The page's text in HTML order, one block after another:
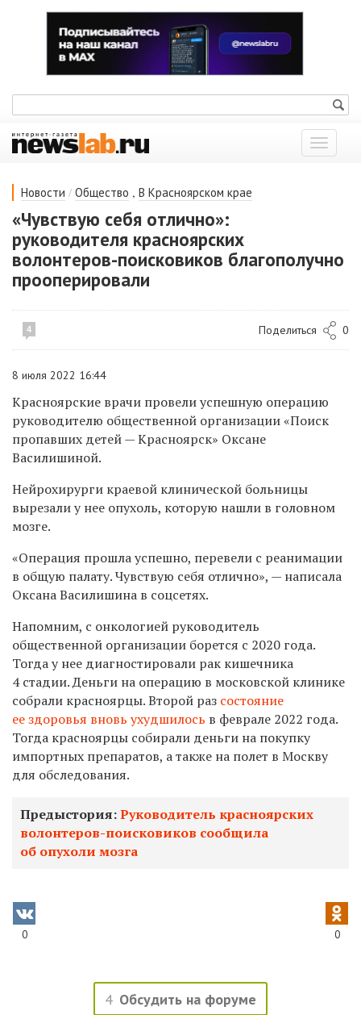
Показать
меню
Новости / Общество , В Красноярском крае
«Чувствую себя отлично»:
руководителя красноярских
волонтеров-поисковиков благополучно
прооперировали
4 Поделиться 0
8 июля 2022 16:44
Красноярские врачи провели успешную операцию
руководителю общественной организации «Поиск
пропавших детей — Красноярск» Оксане
Василишиной.
Нейрохирурги краевой клинической больницы
вырезали у нее опухоль, которую нашли в головном
мозге.
«Операция прошла успешно, перевели с реанимации
в общую палату. Чувствую себя отлично», — написала
Оксана Василишина в соцсетях.
Напомним, с онкологией руководитель
общественной организации борется с 2020 года.
Тогда у нее диагностировали рак кишечника
4 стадии. Деньги на операцию в московской клинике
собрали красноярцы. Второй раз состояние
ее здоровья вновь ухудшилось в феврале 2022 года.
Тогда красноярцы собирали деньги на покупку
импортных препаратов, а также на полет в Москву
для обследования.
Предыстория:Руководитель красноярских
волонтеров-поисковиков сообщила
об опухоли мозга
0 0
4 Обсудить на форуме